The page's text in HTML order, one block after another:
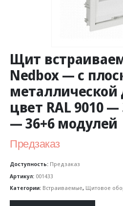
Щит
Nedbox — с
цвет RAL 9010
— 36+6 модулей
Предзаказ
Доступность: Предзаказ
Артикул: 001433
Категории: Встраиваемые, Щитовое